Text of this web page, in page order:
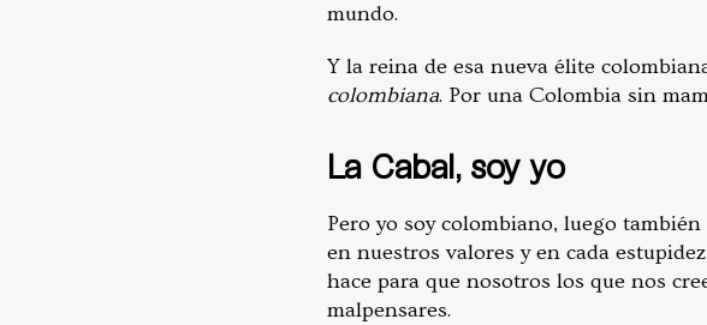
mundo.
Y la reina de esa nueva élite
colombiana. Por una Colombia sin
La Cabal, soy yo
Pero yo soy colombiano, luego
en nuestros valores y en cada
hace para que nosotros los que nos
malpensares.